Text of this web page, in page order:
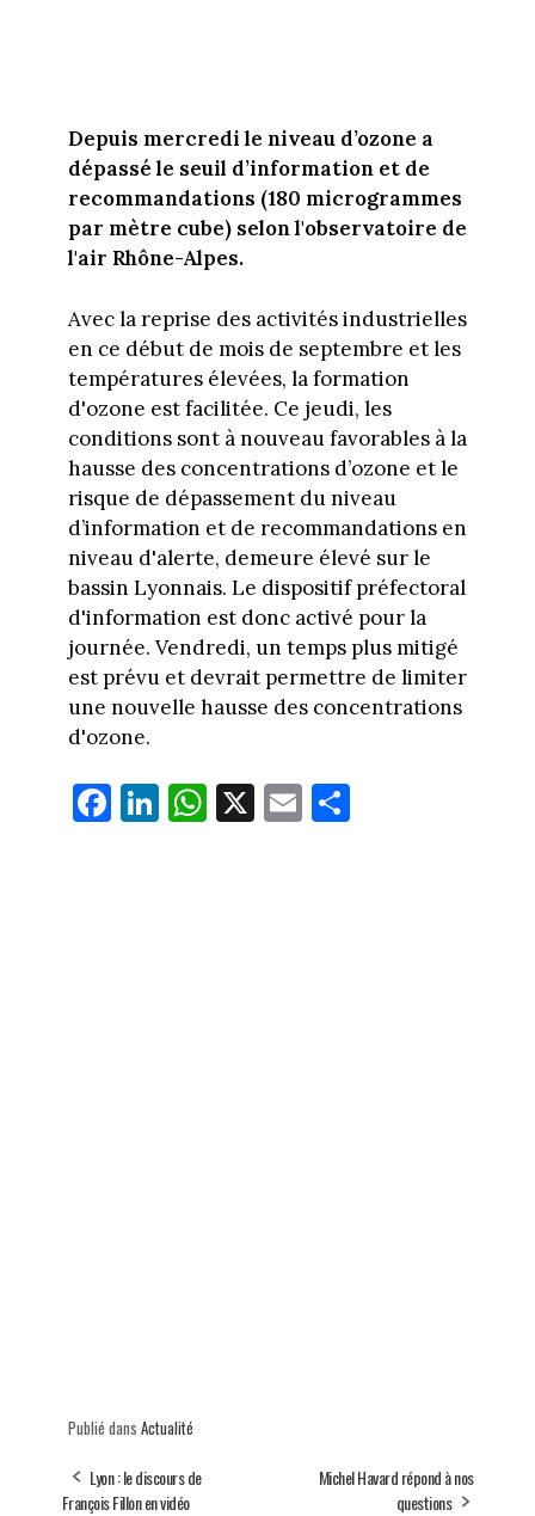
Depuis mercredi le niveau d’ozone a
dépassé le seuil d’information et de
recommandations (180 microgrammes
par mètre cube) selon l'observatoire de
l'air Rhône-Alpes.
Avec la reprise des activités industrielles
en ce début de mois de septembre et les
températures élevées, la formation
d'ozone est facilitée. Ce jeudi, les
conditions sont à nouveau favorables à la
hausse des concentrations d’ozone et le
risque de dépassement du niveau
d’information et de recommandations en
niveau d'alerte, demeure élevé sur le
bassin Lyonnais. Le dispositif préfectoral
d'information est donc activé pour la
journée. Vendredi, un temps plus mitigé
est prévu et devrait permettre de limiter
une nouvelle hausse des concentrations
d'ozone.
Fa
ce
Li
nk
W
ha
X E
m
Pa
rt
Publié dans Actualité
Lyon : le discours de
François Fillon en vidéo
Michel Havard répond à nos
questions